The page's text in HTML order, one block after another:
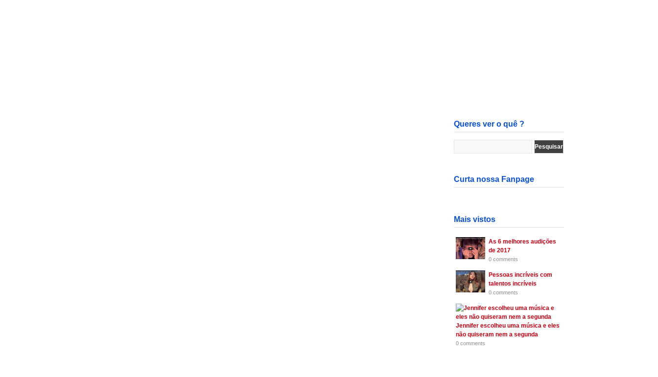
Queres ver o quê ?
Curta nossa Fanpage
Mais vistos
As 6 melhores audições
de 2017
0 comments
Pessoas incríveis com
talentos incríveis
0 comments
Jennifer escolheu uma música e eles
não quiseram nem a segunda
0 comments